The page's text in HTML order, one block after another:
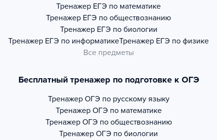
Тренажер ЕГЭ по математике
Тренажер ЕГЭ по обществознанию
Тренажер ЕГЭ по биологии
Тренажер ЕГЭ по информатикеТренажер ЕГЭ по физике
Все предметы
Бесплатный тренажер по подготовке к ОГЭ
Тренажер ОГЭ по русскому языку
Тренажер ОГЭ по математике
Тренажер ОГЭ по обществознанию
Тренажер ОГЭ по биологии